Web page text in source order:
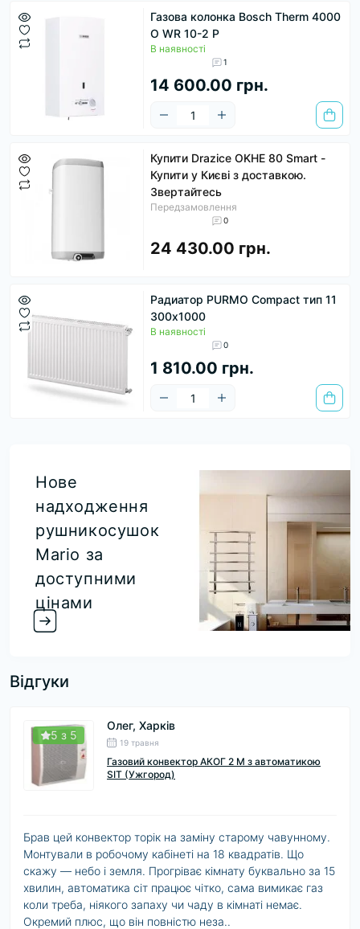
Газова колонка Bosch Therm 4000
O WR 10-2 P
В наявності
1
14 600.00 грн.
Купити Drazice OKHE 80 Smart -
Купити у Києві з доставкою.
Звертайтесь
Передзамовлення
0
24 430.00 грн.
Радиатор PURMO Compact тип 11
300x1000
В наявності
0
1 810.00 грн.
Нове
надходження
рушникосушок
Mario за
доступними
цінами
Відгуки
5 з 5
Олег, Харків
19 травня
Газовий конвектор АКОГ 2 M з автоматикою
SIT (Ужгород)
Брав цей конвектор торік на заміну старому чавунному.
Монтували в робочому кабінеті на 18 квадратів. Що
скажу — небо і земля. Прогріває кімнату буквально за 15
хвилин, автоматика сіт працює чітко, сама вимикає газ
коли треба, ніякого запаху чи чаду в кімнаті немає.
Окремий плюс, що він повністю неза..